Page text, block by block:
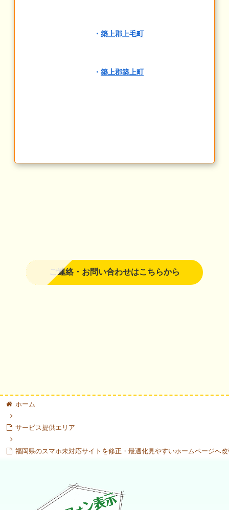
・ 築上郡上毛町
・ 築上郡築上町
ご連絡・お問い合わせはこちらから
ホーム
サービス提供エリア
福岡県のスマホ未対応サイトを修正・最適化見やすいホームページへ